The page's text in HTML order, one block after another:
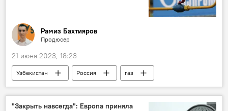
Рамиз Бахтияров
Продюсер
21 июня 2023, 18:23
Узбекистан Россия
газ
население
Бахтиер Эргашев
Соглашение
Газпром
"Закрыть навсегда": Европа приняла